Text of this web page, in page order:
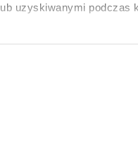
uzyskiwanymi podczas